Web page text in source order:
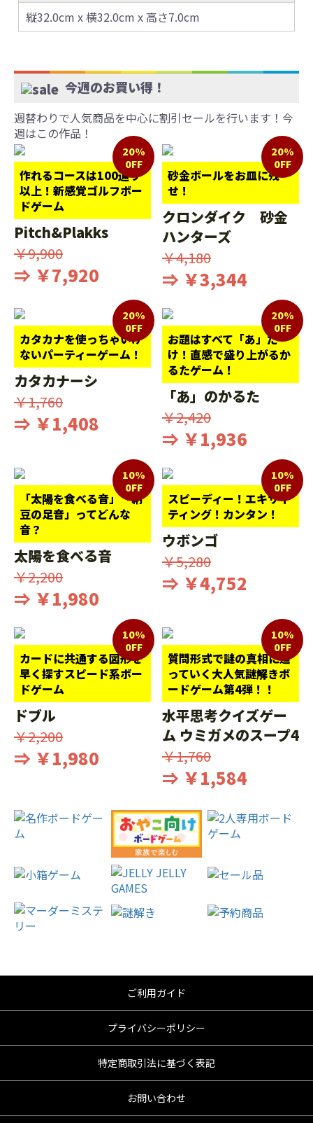
縦32.0cm x 横32.0cm x 高さ7.0cm
今週のお買い得！
週替わりで人気商品を中心に割引セールを行います！今
週はこの作品！
作れるコースは100通り
以上！新感覚ゴルフボー
ドゲーム
20%
0FF
Pitch&Plakks
￥9,900
⇒ ￥7,920
砂金ボールをお皿に残
せ！
20%
0FF
クロンダイク 砂金
ハンターズ
￥4,180
⇒ ￥3,344
カタカナを使っちゃいけ
ないパーティーゲーム！
20%
0FF
カタカナーシ
￥1,760
⇒ ￥1,408
お題はすべて「あ」だ
け！直感で盛り上がるか
るたゲーム！
20%
0FF
「あ」のかるた
￥2,420
⇒ ￥1,936
「太陽を食べる音」「納
豆の足音」ってどんな
音？
10%
0FF
太陽を食べる音
￥2,200
⇒ ￥1,980
スピーディー！エキサイ
ティング！カンタン！
10%
0FF
ウボンゴ
￥5,280
⇒ ￥4,752
カードに共通する図形を
早く探すスピード系ボー
ドゲーム
10%
0FF
ドブル
￥2,200
⇒ ￥1,980
質問形式で謎の真相に迫
っていく大人気謎解きボ
ードゲーム第4弾！！
10%
0FF
水平思考クイズゲー
ム ウミガメのスープ4
￥1,760
⇒ ￥1,584
ご利用ガイド
プライバシーポリシー
特定商取引法に基づく表記
お問い合わせ